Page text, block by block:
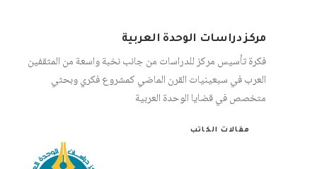
مركز دراسات الوحدة العربية
فكرة تأسيس مركز للدراسات من جانب نخبة واسعة من المثقفين
العرب في سبعينيات القرن الماضي كمشروع فكري وبحثي
متخصص في قضايا الوحدة العربية
مقالات الكاتب